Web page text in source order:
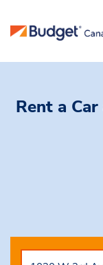
Rent a Car